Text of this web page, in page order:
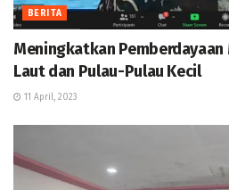
BERITA
Meningkatkan Pemberdayaan
Laut dan Pulau-Pulau Kecil
11 April, 2023